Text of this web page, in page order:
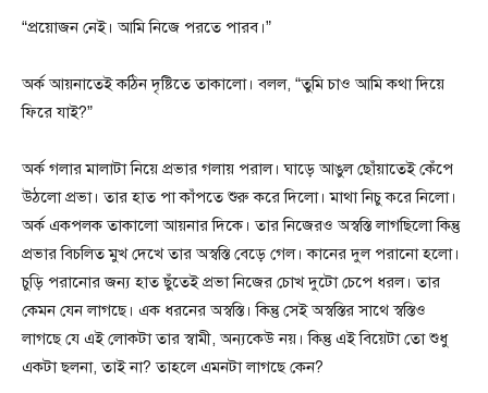
“প্রয়োজন নেই। আমি নিজে পরতে পারব।”
অর্ক আয়নাতেই কঠিন দৃষ্টিতে তাকালো। বলল, “তুমি চাও আমি কথা দিয়ে
ফিরে যাই?”
অর্ক গলার মালাটা নিয়ে প্রভার গলায় পরাল। ঘাড়ে আঙুল ছোঁয়াতেই কেঁপে
উঠলো প্রভা। তার হাত পা কাঁপতে শুরু করে দিলো। মাথা নিচু করে নিলো।
অর্ক একপলক তাকালো আয়নার দিকে। তার নিজেরও অস্বস্তি লাগছিলো কিন্তু
প্রভার বিচলিত মুখ দেখে তার অস্বস্তি বেড়ে গেল। কানের দুল পরানো হলো।
চুড়ি পরানোর জন্য হাত ছুঁতেই প্রভা নিজের চোখ দুটো চেপে ধরল। তার
কেমন যেন লাগছে। এক ধরনের অস্বস্তি। কিন্তু সেই অস্বস্তির সাথে স্বস্তিও
লাগছে যে এই লোকটা তার স্বামী, অন্যকেউ নয়। কিন্তু এই বিয়েটা তো শুধু
একটা ছলনা, তাই না? তাহলে এমনটা লাগছে কেন?